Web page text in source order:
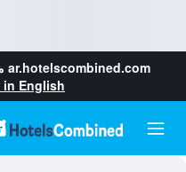
ar.hotelscombined.com
English